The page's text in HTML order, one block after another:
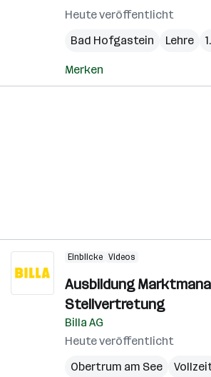
Heute veröffentlicht
Bad Hofgastein
Lehre
Merken
Einblicke Videos
Ausbildung
Stellvertretung
Billa AG
Heute veröffentlicht
Obertrum am See